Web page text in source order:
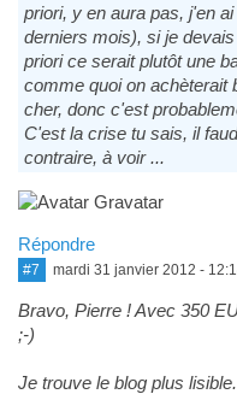
priori, y en aura pas, j'en
derniers mois), si je
priori ce serait plutôt une
comme quoi on achèterait
cher, donc c'est
C'est la crise tu sais, il
contraire, à voir ...
Répondre
#7 mardi 31 janvier 2012 -
Bravo, Pierre ! Avec 350
;-)
Je trouve le blog plus